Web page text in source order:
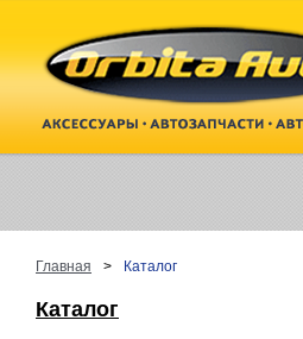
Главная > Каталог
Каталог